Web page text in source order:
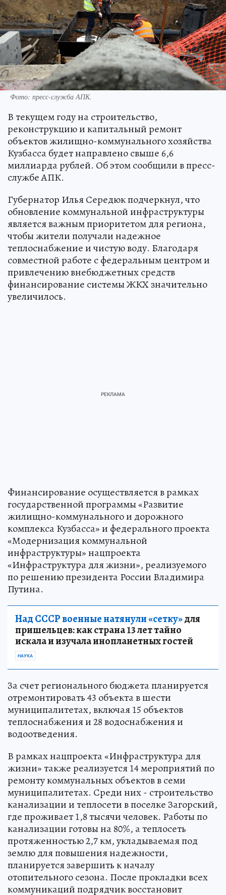
Фото: пресс-служба АПК.
В текущем году на строительство,
реконструкцию и капитальный ремонт
объектов жилищно-коммунального хозяйства
Кузбасса будет направлено свыше 6,6
миллиарда рублей. Об этом сообщили в пресс-
службе АПК.
Губернатор Илья Середюк подчеркнул, что
обновление коммунальной инфраструктуры
является важным приоритетом для региона,
чтобы жители получали надежное
теплоснабжение и чистую воду. Благодаря
совместной работе с федеральным центром и
привлечению внебюджетных средств
финансирование системы ЖКХ значительно
увеличилось.
Финансирование осуществляется в рамках
государственной программы «Развитие
жилищно-коммунального и дорожного
комплекса Кузбасса» и федерального проекта
«Модернизация коммунальной
инфраструктуры» нацпроекта
«Инфраструктура для жизни», реализуемого
по решению президента России Владимира
Путина.
Над СССР военные натянули «сетку»для
пришельцев: как страна 13 лет тайно
искала и изучала инопланетных гостей
НАУКА
За счет регионального бюджета планируется
отремонтировать 43 объекта в шести
муниципалитетах, включая 15 объектов
теплоснабжения и 28 водоснабжения и
водоотведения.
В рамках нацпроекта «Инфраструктура для
жизни» также реализуется 14 мероприятий по
ремонту коммунальных объектов в семи
муниципалитетах. Среди них - строительство
канализации и теплосети в поселке Загорский,
где проживает 1,8 тысячи человек. Работы по
канализации готовы на 80%, а теплосеть
протяженностью 2,7 км, укладываемая под
землю для повышения надежности,
планируется завершить к началу
отопительного сезона. После прокладки всех
коммуникаций подрядчик восстановит